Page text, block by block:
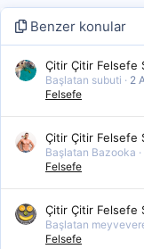
Benzer konular
Çitir Çitir Felsefe
Başlatan subuti 2
Felsefe
Çitir Çitir Felsefe
Başlatan Bazooka
Felsefe
Çitir Çitir Felsefe
Başlatan
Felsefe